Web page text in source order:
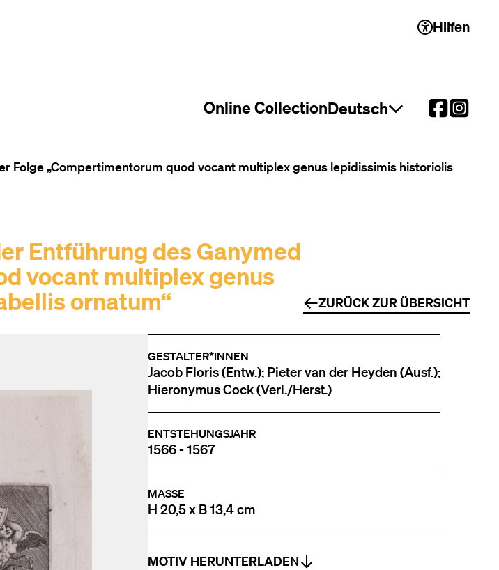
Hilfen
Online CollectionSprachauswahl öffnen
Deutsch
Folge „Compertimentorum quod vocant multiplex genus lepidissimis historiolis
Entführung des Ganymed
vocant multiplex genus
ornatum“
ZURÜCK ZUR ÜBERSICHT
GESTALTER*INNEN
Jacob Floris (Entw.); Pieter van der Heyden (Ausf.);
Hieronymus Cock (Verl./Herst.)
ENTSTEHUNGSJAHR
1566 - 1567
MASSE
H 20,5 x B 13,4 cm
MOTIV HERUNTERLADEN